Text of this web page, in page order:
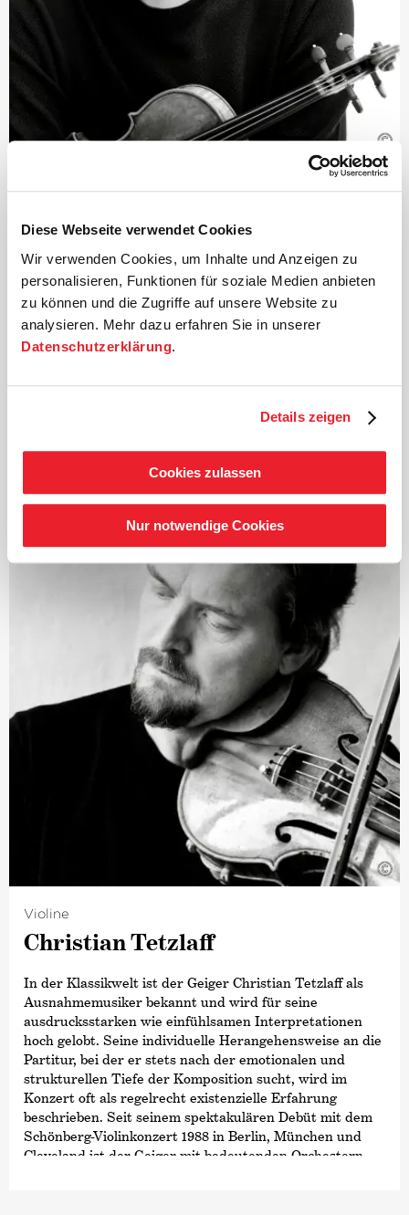
Diese Webseite verwendet Cookies
Wir verwenden Cookies, um Inhalte und Anzeigen zu
personalisieren, Funktionen für soziale Medien anbieten
zu können und die Zugriffe auf unsere Website zu
analysieren. Mehr dazu erfahren Sie in unserer
Datenschutzerklärung.
Details zeigen
Cookies zulassen
Nur notwendige Cookies
©
Florian Donderer ist Primarius des Signum Quartetts,
eines der profiliertesten Ensembles seiner Generation,
und langjähriger Konzertmeister der Deutschen
Kammer­philharmonie Bremen. Als Konzertmeister,
Kammermusiker, Solist und Dirigent – auf Geige und
Bratsche gleichermaßen zu Hause – ist er ein
wie z.B. Paavo Järvi, Steven Isserlis, Lars Vogt und Tanja
z.B. den Bergen Festspielen, dem Beethovenfest Bonn,
den Festwochen Berlin, den Schwetzinger Festspielen
und gehört zur Stammbesetzung des von Lars Vogt
›Spannungen‹
Podien, vom Boulez-Saal in Berlin, der Elbphilharmonie
in Hamburg bis zur Wigmore Hall London und dem
Concertgebouw in Amsterdam.
Besonders als künstlerischer Leiter vom
Konzertmeisterpult aus hat Florian Donderer sich einen
Namen gemacht. In dieser Funktion gastiert er auch
international, z.B. beim Scottish Chamber Orchestra,
dem Kammerorchester Basel, dem Norwegian Chamber
Orchestra und der Camerata Bern.
Als Dirigent debütierte er mit dem Ensemble Oriol und
Christiane Oelze in der Berliner Philharmonie. Es folgten
Dirigate u. a. mit der Deutschen Kammer­philharmonie
Bremen, den Festival Strings Lucerne und der
Kammerakademie Neuss. Florian Donderer ist
Intendant des Kammermusikfestivals ›Sommersprossen‹
Frau, Tanja Tetzlaff, eine Kammermusikreihe im
Sendesaal Bremen.
Geigenbauers Peter Greiner aus dem Jahr 2003 sowie
Bögen des belgischen Bogenmachers Nico Plog.
©
Violine
Christian Tetzlaff
In der Klassikwelt ist der Geiger Christian Tetzlaff als
Ausnahmemusiker bekannt und wird für seine
ausdrucksstarken wie einfühlsamen Interpretationen
hoch gelobt. Seine individuelle Herangehensweise an die
Partitur, bei der er stets nach der emotionalen und
strukturellen Tiefe der Komposition sucht, wird im
Konzert oft als regelrecht existenzielle Erfahrung
beschrieben. Seit seinem spektakulären Debüt mit dem
Schönberg-Violinkonzert 1988 in Berlin, München und
Cleveland ist der Geiger mit bedeutenden Orchestern